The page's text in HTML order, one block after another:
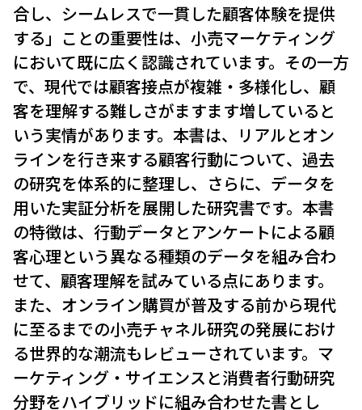
合し、シームレスで一貫した顧客体験を提供
する」ことの重要性は、小売マーケティング
において既に広く認識されています。その一方
で、現代では顧客接点が複雑・多様化し、顧
客を理解する難しさがますます増していると
いう実情があります。本書は、リアルとオン
ラインを行き来する顧客行動について、過去
の研究を体系的に整理し、さらに、データを
用いた実証分析を展開した研究書です。本書
の特徴は、行動データとアンケートによる顧
客心理という異なる種類のデータを組み合わ
せて、顧客理解を試みている点にあります。
また、オンライン購買が普及する前から現代
に至るまでの小売チャネル研究の発展におけ
る世界的な潮流もレビューされています。マ
ーケティング・サイエンスと消費者行動研究
分野をハイブリッドに組み合わせた書とし